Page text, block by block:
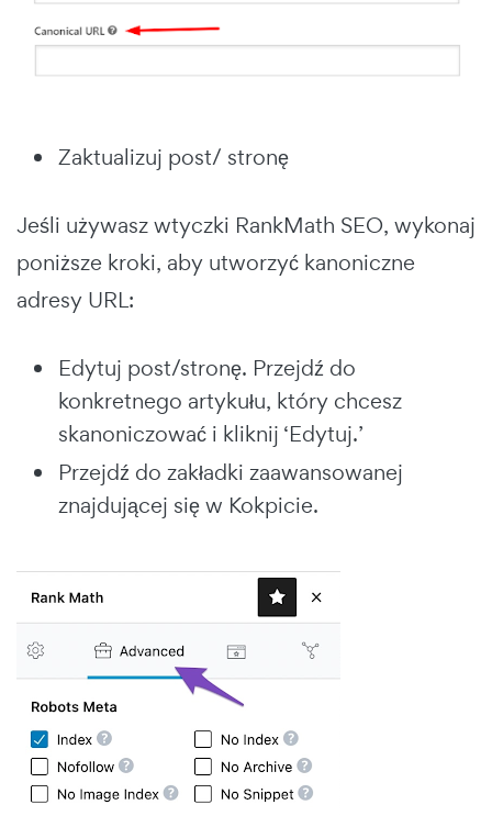
Zaktualizuj post/ stronę
Jeśli używasz wtyczki RankMath SEO, wykonaj
poniższe kroki, aby utworzyć kanoniczne
adresy URL:
Edytuj post/stronę. Przejdź do
konkretnego artykułu, który chcesz
skanoniczować i kliknij ‘Edytuj.’
Przejdź do zakładki zaawansowanej
znajdującej się w Kokpicie.